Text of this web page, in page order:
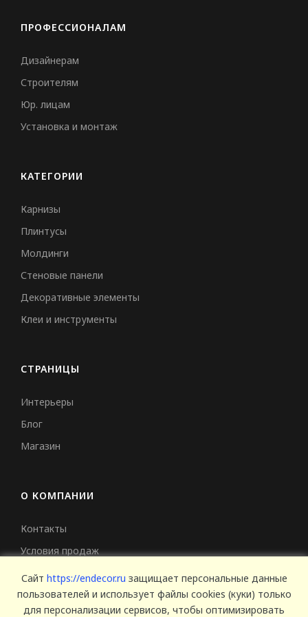
Потолочные
Подвесные
Шинопровод
Светодиодная лента
Блоки питания
ПРОФЕССИОНАЛАМ
Дизайнерам
Строителям
Юр. лицам
Установка и монтаж
КАТЕГОРИИ
Карнизы
Плинтусы
Молдинги
Стеновые панели
Декоративные элементы
Клеи и инструменты
СТРАНИЦЫ
Интерьеры
Блог
Магазин
О КОМПАНИИ
Контакты
Условия продаж
Сертификаты
Сайт https://endecor.ru защищает персональные данные
пользователей и использует файлы cookies (куки) только
для персонализации сервисов, чтобы оптимизировать